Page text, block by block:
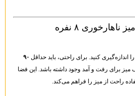
۸ نفره
کنید. برای راحتی، باید حداقل۹۰
برای رفت و آمد وجود داشته باشد. این فضا
راحت از میز را فراهم می‌کند.